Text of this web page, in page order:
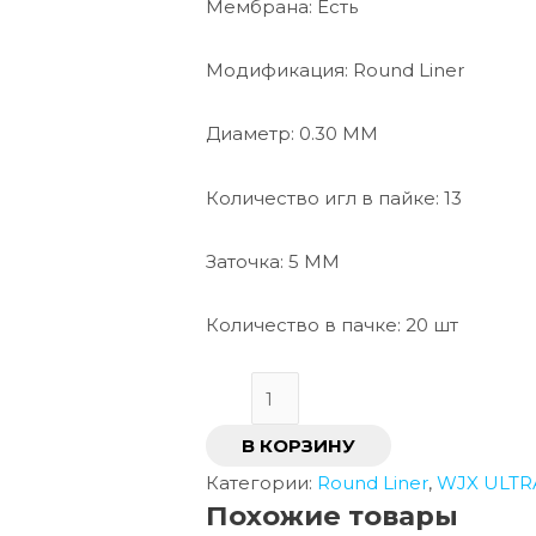
Мембрана: Есть
Модификация: Round Liner
Диаметр: 0.30 ММ
Количество игл в пайке: 13
Заточка: 5 ММ
Количество в пачке: 20 шт
В КОРЗИНУ
Категории: Round Liner,WJX
Похожие товары